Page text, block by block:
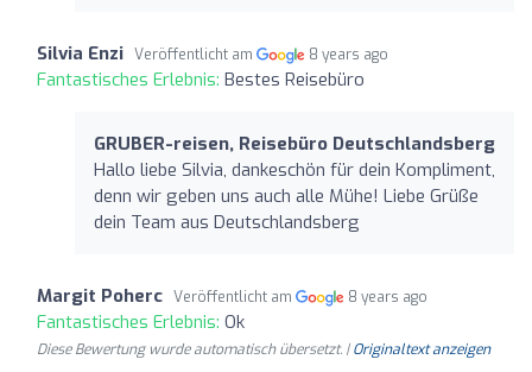
Silvia Enzi Veröffentlicht am 8 years ago
Fantastisches Erlebnis: Bestes Reisebüro
GRUBER-reisen, Reisebüro Deutschlandsberg
Hallo liebe Silvia, dankeschön für dein Kompliment,
denn wir geben uns auch alle Mühe! Liebe Grüße
dein Team aus Deutschlandsberg
Margit Poherc Veröffentlicht am 8 years ago
Fantastisches Erlebnis: Ok
Diese Bewertung wurde automatisch übersetzt. |Originaltext anzeigen